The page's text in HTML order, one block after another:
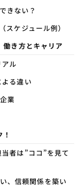
きない？
スケジュール例）
働き方とキャリア
アル
る違い
業
者は”ココ”を見て
、信頼関係を築い